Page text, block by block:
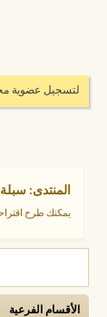
لتسجيل عضوية
المنتدى: سبلة
يمكنك طرح
الأقسام الفرعية